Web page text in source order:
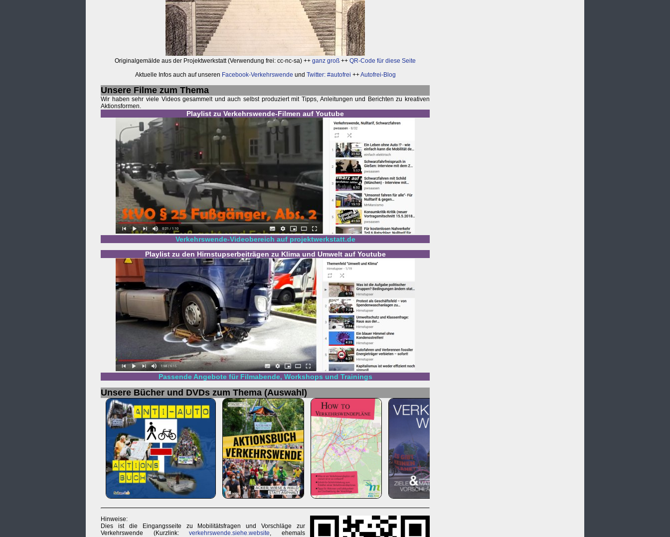
Originalgemälde aus der Projektwerkstatt (Verwendung frei: cc-nc-sa) ++ ganz groß ++ QR-Code für diese Seite
Aktuelle Infos auch auf unseren Facebook-Verkehrswende und Twitter: #autofrei ++Autofrei-Blog
Unsere Filme zum Thema
Wir haben sehr viele Videos gesammelt und auch selbst produziert mit Tipps, Anleitungen und Berichten zu kreativen
Aktionsformen.
Playlist zu Verkehrswende-Filmen auf Youtube
Verkehrswende-Videobereich auf projektwerkstatt.de
Playlist zu den Hirnstupserbeiträgen zu Klima und Umwelt auf Youtube
Passende Angebote für Filmabende, Workshops und Trainings
Unsere Bücher und DVDs zum Thema (Auswahl)
Hinweise:
Dies ist die Eingangsseite zu Mobilitätsfragen und Vorschläge zur
Verkehrswende (Kurzlink:verkehrswende.siehe.website , ehemals